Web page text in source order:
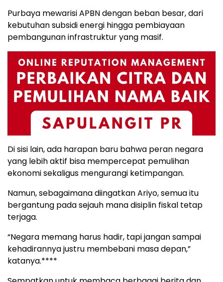
Purbaya mewarisi APBN dengan beban besar, dari
kebutuhan subsidi energi hingga pembiayaan
pembangunan infrastruktur yang masif.
Di sisi lain, ada harapan baru bahwa peran negara
yang lebih aktif bisa mempercepat pemulihan
ekonomi sekaligus mengurangi ketimpangan.
Namun, sebagaimana diingatkan Ariyo, semua itu
bergantung pada sejauh mana disiplin fiskal tetap
terjaga.
“Negara memang harus hadir, tapi jangan sampai
kehadirannya justru membebani masa depan,”
katanya.****